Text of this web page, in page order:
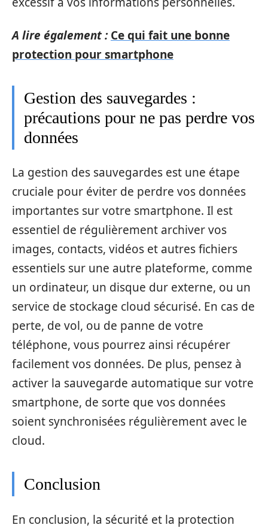
A lire également : Ce qui fait une bonne
protection pour smartphone
Gestion des sauvegardes :
précautions pour ne pas perdre vos
données
La gestion des sauvegardes est une étape
cruciale pour éviter de perdre vos données
importantes sur votre smartphone. Il est
essentiel de régulièrement archiver vos
images, contacts, vidéos et autres fichiers
essentiels sur une autre plateforme, comme
un ordinateur, un disque dur externe, ou un
service de stockage cloud sécurisé. En cas de
perte, de vol, ou de panne de votre
téléphone, vous pourrez ainsi récupérer
facilement vos données. De plus, pensez à
activer la sauvegarde automatique sur votre
smartphone, de sorte que vos données
soient synchronisées régulièrement avec le
cloud.
Conclusion
En conclusion, la sécurité et la protection